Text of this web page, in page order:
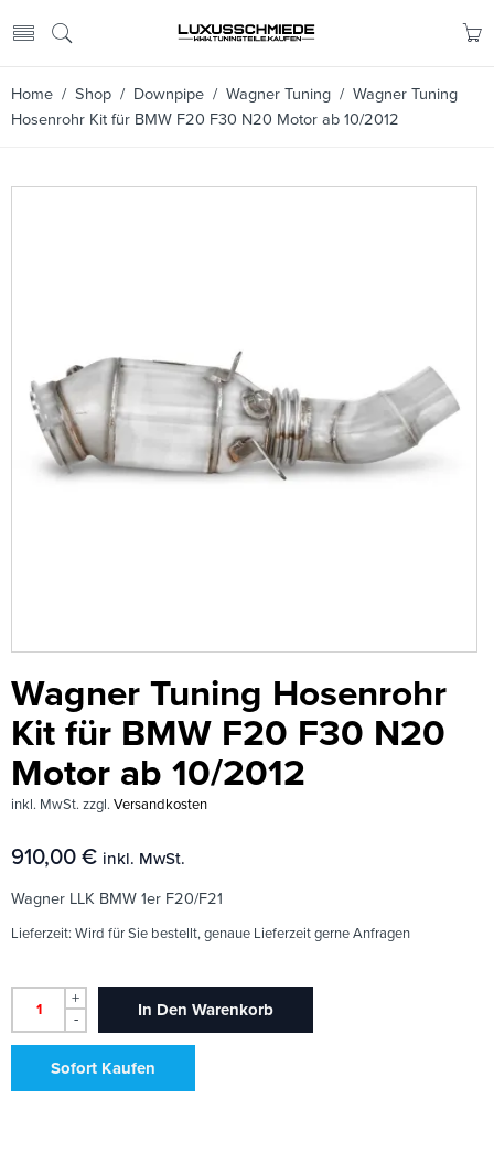
Home / Shop / Downpipe / Wagner Tuning / Wagner Tuning
Hosenrohr Kit für BMW F20 F30 N20 Motor ab 10/2012
Wagner Tuning Hosenrohr
Kit für BMW F20 F30 N20
Motor ab 10/2012
inkl. MwSt. zzgl. Versandkosten
910,00 € inkl. MwSt.
Wagner LLK BMW 1er F20/F21
Lieferzeit: Wird für Sie bestellt, genaue Lieferzeit gerne Anfragen
+
-
In Den Warenkorb
Sofort Kaufen